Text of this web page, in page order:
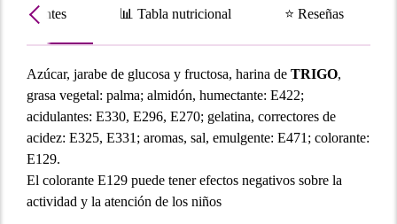
📊 Tabla nutricional ⭐ Reseñas
Azúcar, jarabe de glucosa y fructosa, harina de TRIGO,
grasa vegetal: palma; almidón, humectante: E422;
acidulantes: E330, E296, E270; gelatina, correctores de
acidez: E325, E331; aromas, sal, emulgente: E471; colorante:
E129.
El colorante E129 puede tener efectos negativos sobre la
actividad y la atención de los niños